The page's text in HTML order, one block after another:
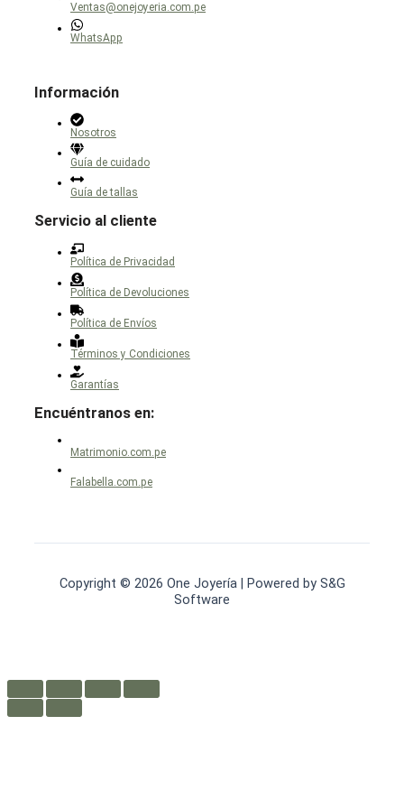
Ventas@onejoyeria.com.pe
WhatsApp
Información
Nosotros
Guía de cuidado
Guía de tallas
Servicio al cliente
Política de Privacidad
Política de Devoluciones
Política de Envíos
Términos y Condiciones
Garantías
Encuéntranos en:
Matrimonio.com.pe
Falabella.com.pe
Copyright © 2026 One Joyería | Powered by S&G
Software